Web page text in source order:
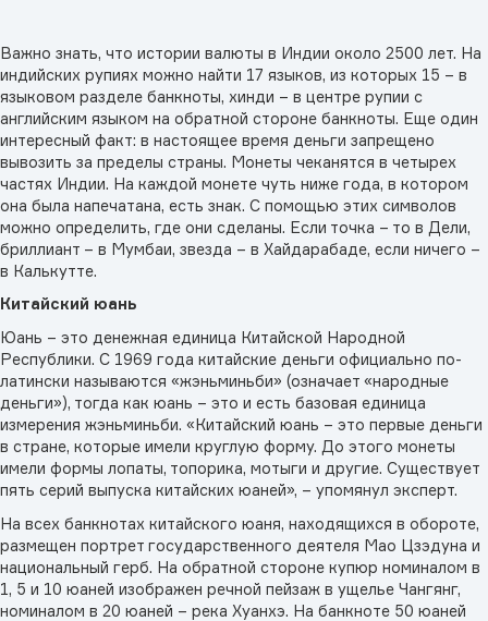
Важно знать, что истории валюты в Индии около 2500 лет. На
индийских рупиях можно найти 17 языков, из которых 15 – в
языковом разделе банкноты, хинди – в центре рупии с
английским языком на обратной стороне банкноты. Еще один
интересный факт: в настоящее время деньги запрещено
вывозить за пределы страны. Монеты чеканятся в четырех
частях Индии. На каждой монете чуть ниже года, в котором
она была напечатана, есть знак. С помощью этих символов
можно определить, где они сделаны. Если точка – то в Дели,
бриллиант – в Мумбаи, звезда – в Хайдарабаде, если ничего –
в Калькутте.
Китайский юань
Юань – это денежная единица Китайской Народной
Республики. С 1969 года китайские деньги официально по-
латински называются «жэньминьби» (означает «народные
деньги»), тогда как юань – это и есть базовая единица
измерения жэньминьби. «Китайский юань – это первые деньги
в стране, которые имели круглую форму. До этого монеты
имели формы лопаты, топорика, мотыги и другие. Существует
пять серий выпуска китайских юаней», – упомянул эксперт.
На всех банкнотах китайского юаня, находящихся в обороте,
размещен портрет государственного деятеля Мао Цзэдуна и
национальный герб. На обратной стороне купюр номиналом в
1, 5 и 10 юаней изображен речной пейзаж в ущелье Чангянг,
номиналом в 20 юаней – река Хуанхэ. На банкноте 50 юаней